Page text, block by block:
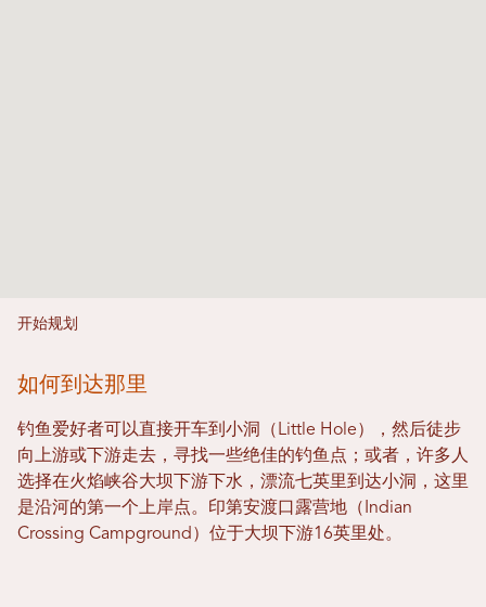
开始规划
如何到达那里
钓鱼爱好者可以直接开车到小洞（Little Hole），然后徒步
向上游或下游走去，寻找一些绝佳的钓鱼点；或者，许多人
选择在火焰峡谷大坝下游下水，漂流七英里到达小洞，这里
是沿河的第一个上岸点。印第安渡口露营地（Indian
Crossing Campground）位于大坝下游16英里处。